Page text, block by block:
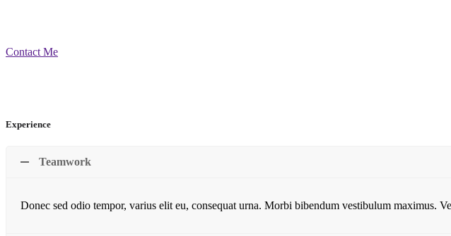
Contact Me
Experience
Teamwork
Donec sed odio tempor, varius elit eu, consequat urna. Morbi bibendum vestibulum maximus.